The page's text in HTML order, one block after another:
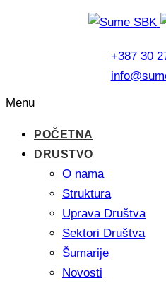
+387 30
Menu
POČETNA
DRUSTVO
O nama
Struktura
Uprava Društva
Sektori Društva
Šumarije
Novosti